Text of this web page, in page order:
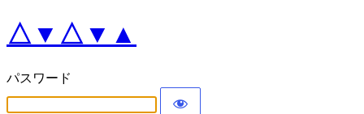
△▼△▼▲
パスワード